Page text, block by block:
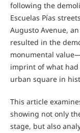
following the
Escuelas Pías
Augusto Avenue,
resulted in the
monumental
imprint of what
urban square in
This article
showing not only
stage, but also